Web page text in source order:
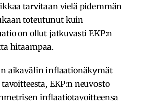
tarvitaan vielä pidemmän
toteutunut kuin
on ollut jatkuvasti EKP:n
hitaampaa.
aikavälin inflaationäkymät
EKP:n neuvosto
inflaatiotavoitteensa